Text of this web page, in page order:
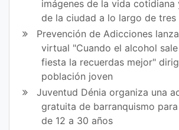
Fa
ce
bo
ok
Tw
itt
er
imágenes de la vida cotidiana
de la ciudad a lo largo de tres
Prevención de Adicciones
virtual "Cuando el alcohol
fiesta la recuerdas mejor"
población joven
Juventud Dénia organiza una
gratuita de barranquismo
de 12 a 30 años